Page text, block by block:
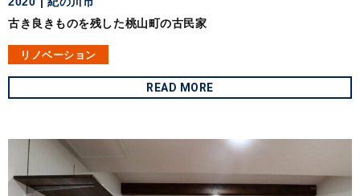
古き良きものを残した桃山町の古民家
リノベーション
READ MORE